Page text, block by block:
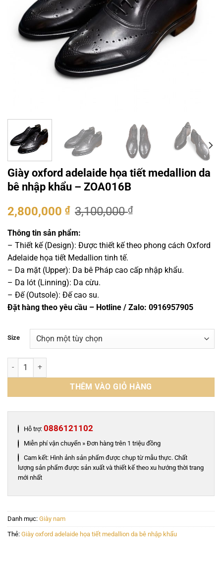
Giày oxford adelaide họa tiết medallion da
bê nhập khẩu – ZOA016B
3,100,000₫
Giá
là:
3,100,000 ₫.
2,800,000 ₫Giá
tại
là:
2,800,000 ₫.
Thông tin sản phẩm:
– Thiết kế (Design): Được thiết kế theo phong cách Oxford
Adelaide họa tiết Medallion tinh tế.
– Da mặt (Upper): Da bê Pháp cao cấp nhập khẩu.
– Da lót (Linning): Da cừu.
– Đế (Outsole): Đế cao su.
Đặt hàng theo yêu cầu – Hotline / Zalo: 0916957905
Size
Giày oxford adelaide họa tiết medallion da bê nhập khẩu -
THÊM VÀO GIỎ HÀNG
Hỗ trợ: 0886121102
Miễn phí vận chuyển » Đơn hàng trên 1 triệu đồng
Cam kết: Hình ảnh sản phẩm được chụp từ mẫu thực. Chất
lượng sản phẩm được sản xuất và thiết kế theo xu hướng thời trang
mới nhất
Danh mục: Giày nam
Thẻ: Giày oxford adelaide họa tiết medallion da bê nhập khẩu